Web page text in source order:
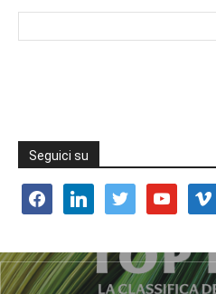
Seguici su
facebooklinkedin twitter youtube vimeo